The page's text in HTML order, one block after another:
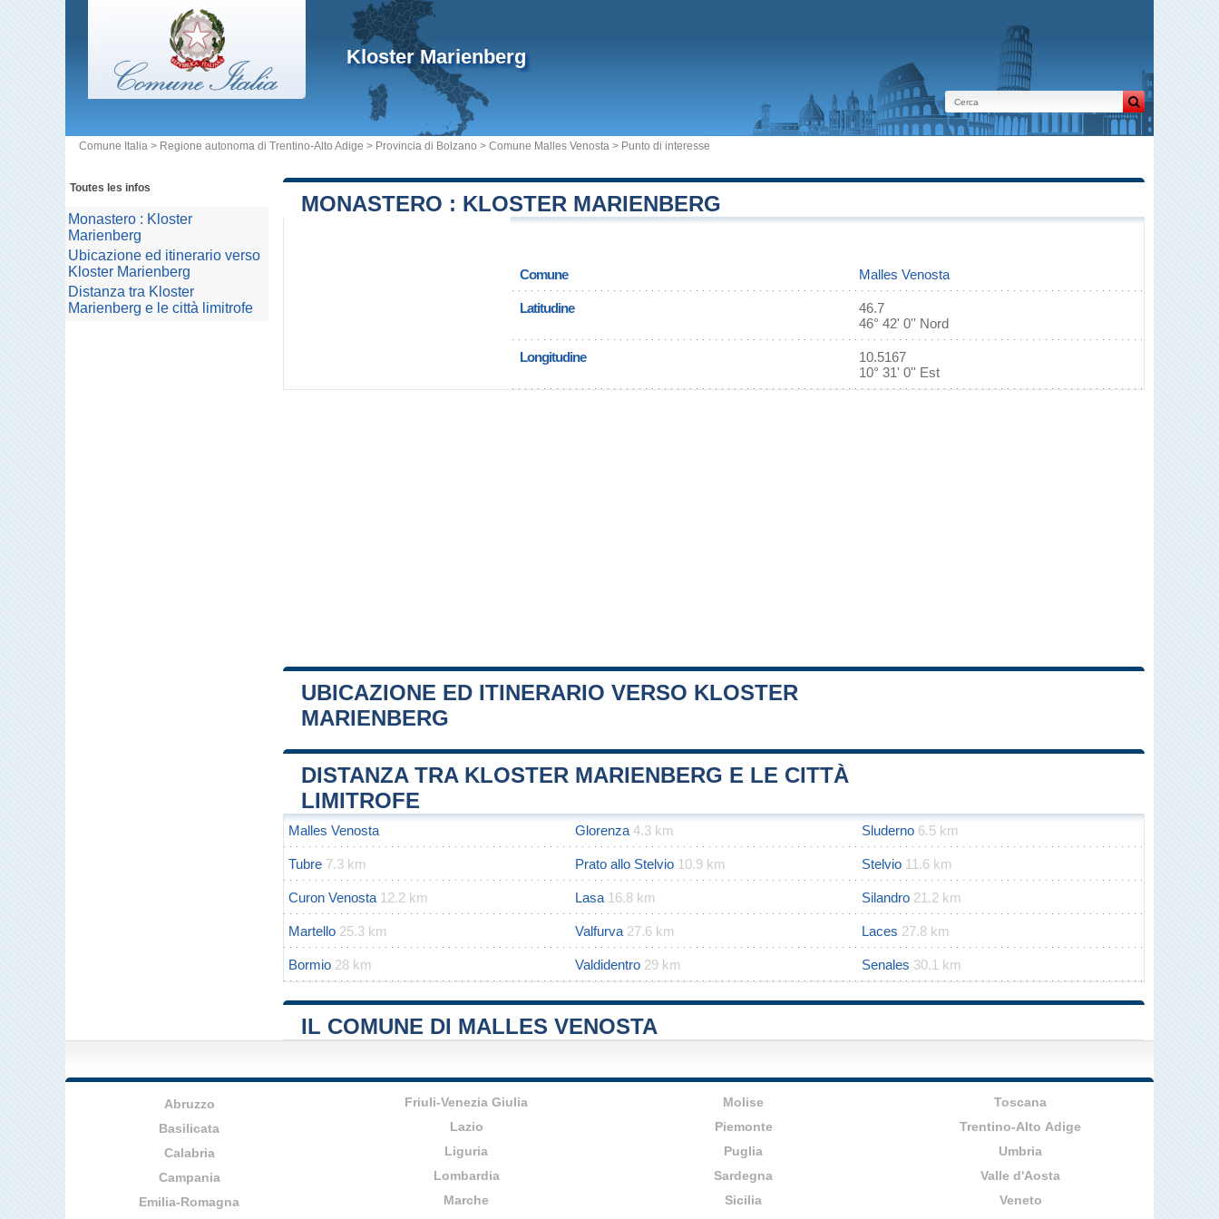
Kloster Marienberg
Comune Italia > Regione autonoma di Trentino-Alto Adige > Provincia di Bolzano > Comune Malles Venosta > Punto di interesse
MONASTERO : KLOSTER MARIENBERG
Comune Malles Venosta
Latitudine
46.7
46° 42' 0'' Nord
Longitudine
10.5167
10° 31' 0'' Est
UBICAZIONE ED ITINERARIO VERSO KLOSTER
MARIENBERG
+
−
DISTANZA TRA KLOSTER MARIENBERG E LE CITTÀ
LIMITROFE
Malles Venosta Glorenza 4.3 km Sluderno 6.5 km
Tubre 7.3 km Prato allo Stelvio 10.9 km Stelvio 11.6 km
Curon Venosta 12.2 km Lasa 16.8 km Silandro 21.2 km
Martello 25.3 km Valfurva 27.6 km Laces 27.8 km
Bormio 28 km Valdidentro 29 km Senales 30.1 km
IL COMUNE DI MALLES VENOSTA
Toutes les infos
Monastero : Kloster
Marienberg
Ubicazione ed itinerario verso
Kloster Marienberg
Distanza tra Kloster
Marienberg e le città limitrofe
Abruzzo
Basilicata
Calabria
Campania
Emilia-Romagna
Friuli-Venezia Giulia
Lazio
Liguria
Lombardia
Marche
Molise
Piemonte
Puglia
Sardegna
Sicilia
Toscana
Trentino-Alto Adige
Umbria
Valle d'Aosta
Veneto